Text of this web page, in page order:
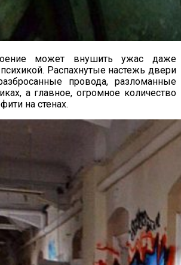
может внушить ужас даже
Распахнутые настежь двери
провода, разломанные
а главное, огромное количество
на стенах.